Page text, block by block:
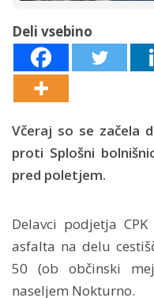
Deli vsebino
Včeraj so se začela
proti Splošni
pred poletjem.
Delavci podjetja
asfalta na delu
50 (ob občinski
naseljem Nokturno.